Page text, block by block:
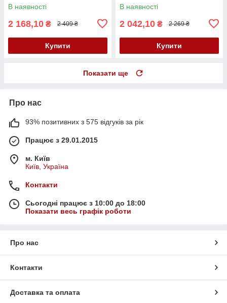
В наявності
2 168,10 ₴ 2 409 ₴
Купити
В наявності
2 042,10 ₴ 2 269 ₴
Купити
Показати ще
Про нас
93% позитивних з 575 відгуків за рік
Працює з 29.01.2015
м. Київ
Київ, Україна
Контакти
Сьогодні працює з 10:00 до 18:00
Показати весь графік роботи
Про нас
Контакти
Доставка та оплата